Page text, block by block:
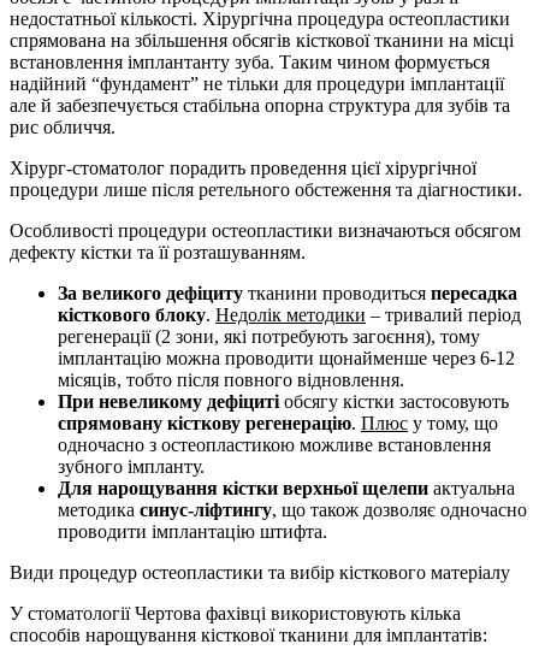
недостатньої кількості. Хірургічна процедура остеопластики
спрямована на збільшення обсягів кісткової тканини на місці
встановлення імплантанту зуба. Таким чином формується
надійний “фундамент” не тільки для процедури імплантації
але й забезпечується стабільна опорна структура для зубів та
рис обличчя.
Хірург-стоматолог порадить проведення цієї хірургічної
процедури лише після ретельного обстеження та діагностики.
Особливості процедури остеопластики визначаються обсягом
дефекту кістки та її розташуванням.
За великого дефіциту тканини проводиться пересадка
кісткового блоку. Недолік методики – тривалий період
регенерації (2 зони, які потребують загоєння), тому
імплантацію можна проводити щонайменше через 6-12
місяців, тобто після повного відновлення.
При невеликому дефіциті обсягу кістки застосовують
спрямовану кісткову регенерацію. Плюс у тому, що
одночасно з остеопластикою можливе встановлення
зубного імпланту.
Для нарощування кістки верхньої щелепи актуальна
методика синус-ліфтингу, що також дозволяє одночасно
проводити імплантацію штифта.
Види процедур остеопластики та вибір кісткового матеріалу
У стоматології Чертова фахівці використовують кілька
способів нарощування кісткової тканини для імплантатів: